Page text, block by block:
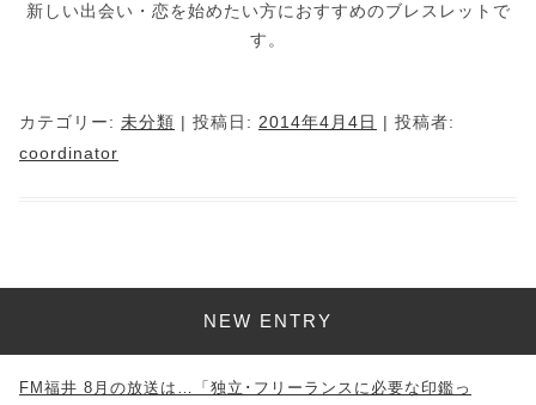
新しい出会い・恋を始めたい方におすすめのブレスレットで
す。
カテゴリー: 未分類 | 投稿日: 2014年4月4日 | 投稿者:
coordinator
NEW ENTRY
FM福井 8月の放送は…「独立･フリーランスに必要な印鑑っ